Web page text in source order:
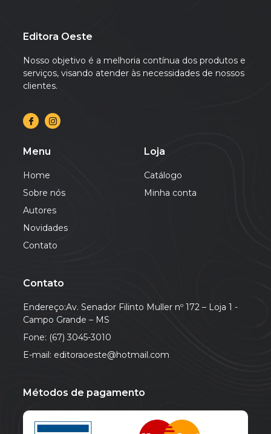
Editora Oeste
Nosso objetivo é a melhoria contínua dos produtos e
serviços, visando atender às necessidades de nossos
clientes.
Menu
Home
Sobre nós
Autores
Novidades
Contato
Loja
Catálogo
Minha conta
Contato
Endereço:Av. Senador Filinto Muller nº 172 – Loja 1 -
Campo Grande – MS
Fone: (67) 3045-3010
E-mail: editoraoeste@hotmail.com
Métodos de pagamento